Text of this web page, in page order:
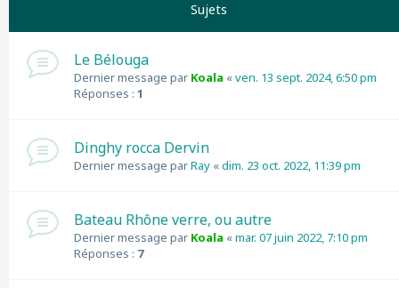
Sujets
Le Bélouga
Dernier message par Koala «ven. 13 sept. 2024, 6:50 pm
Réponses : 1
Dinghy rocca Dervin
Dernier message parRay «dim. 23 oct. 2022, 11:39 pm
Bateau Rhône verre, ou autre
Dernier message par Koala «mar. 07 juin 2022, 7:10 pm
Réponses : 7